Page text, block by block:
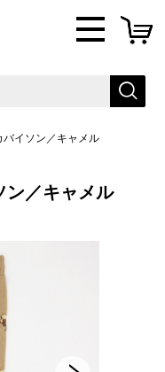
バイソン／キャメル
ン／キャメル